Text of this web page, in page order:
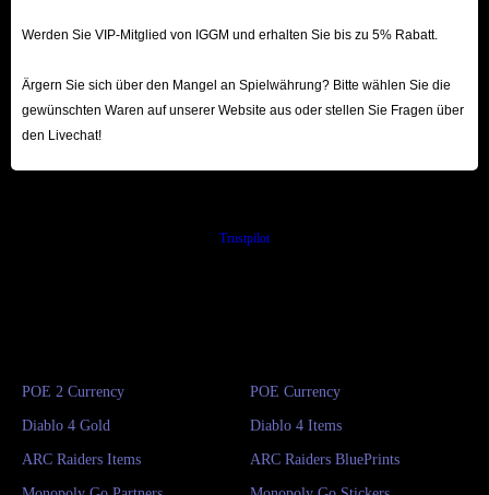
Werden Sie VIP-Mitglied von IGGM und erhalten Sie bis zu 5% Rabatt.
Ärgern Sie sich über den Mangel an Spielwährung? Bitte wählen Sie die
gewünschten Waren auf unserer Website aus oder stellen Sie Fragen über
den Livechat!
Trustpilot
POE 2 Currency POE Currency
Diablo 4 Gold Diablo 4 Items
ARC Raiders Items ARC Raiders BluePrints